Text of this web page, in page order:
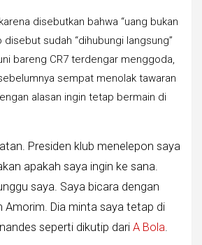
disebutkan bahwa “uang bukan
disebut sudah “dihubungi langsung”
bareng CR7 terdengar menggoda,
sempat menolak tawaran
alasan ingin tetap bermain di
Presiden klub menelepon saya
apakah saya ingin ke sana.
saya. Saya bicara dengan
Amorim. Dia minta saya tetap di
seperti dikutip dari A Bola.